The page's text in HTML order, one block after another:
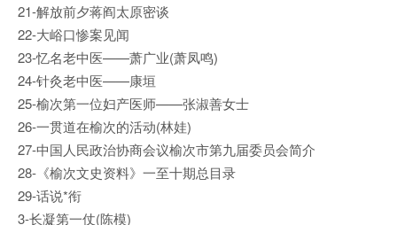
21-解放前夕蒋阎太原密谈
22-大峪口惨案见闻
23-忆名老中医——萧广业(萧凤鸣)
24-针灸老中医——康垣
25-榆次第一位妇产医师——张淑善女士
26-一贯道在榆次的活动(林娃)
27-中国人民政治协商会议榆次市第九届委员会简介
28-《榆次文史资料》一至十期总目录
29-话说*衔
3-长凝第一仗(陈模)